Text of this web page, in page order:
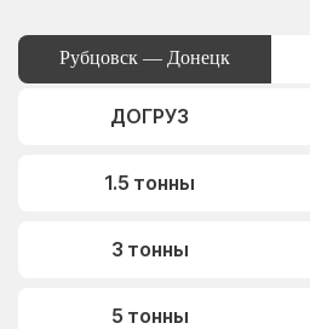
Рубцовск — Донецк
ДОГРУЗ
1.5 тонны
3 тонны
5 тонны